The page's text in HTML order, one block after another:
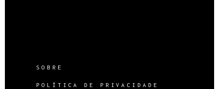
SOBRE
POLÍTICA DE PRIVACIDADE